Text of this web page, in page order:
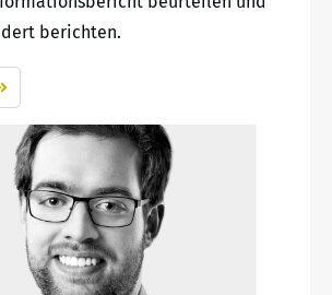
berichten.